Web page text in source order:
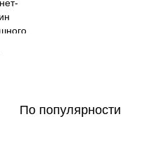
По популярности